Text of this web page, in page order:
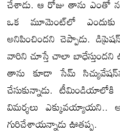
చేశాడు. ఆ రోజు తాను ఎంతో
ఒక మూమెంట్​లో
అనిపించిందని చెప్పాడు.
వారిని చూస్తే చాలా
తాను కూడా సేమ్
చేసుకున్నాడు.
విమర్శలు ఎక్కువయ్యాయని..
గురిచేశాయన్నాడు ఊతప్ప.